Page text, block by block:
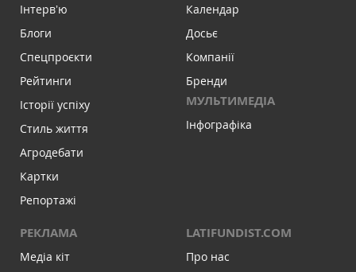
Інтервʼю
Блоги
Спецпроєкти
Рейтинги
Історії успіху
Стиль життя
Агродебати
Картки
Репортажі
Календар
Досьє
Компанії
Бренди
МУЛЬТИМЕДІА
Інфографіка
РЕКЛАМА
Медіа кіт
LATIFUNDIST.COM
Про нас